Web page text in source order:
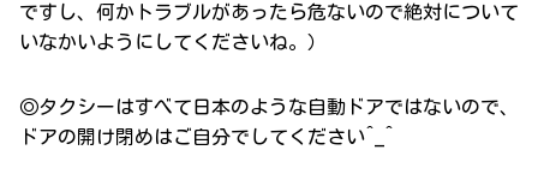
ですし、何かトラブルがあったら危ないので絶対について
いなかいようにしてくださいね。）
◎タクシーはすべて日本のような自動ドアではないので、
ドアの開け閉めはご自分でしてください^_^